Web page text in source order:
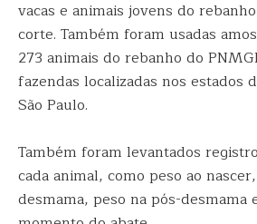
vacas e animais jovens do
corte. Também foram usadas
273 animais do rebanho do
fazendas localizadas nos estados
São Paulo.
Também foram levantados
cada animal, como peso ao
desmama, peso na pós-desmama